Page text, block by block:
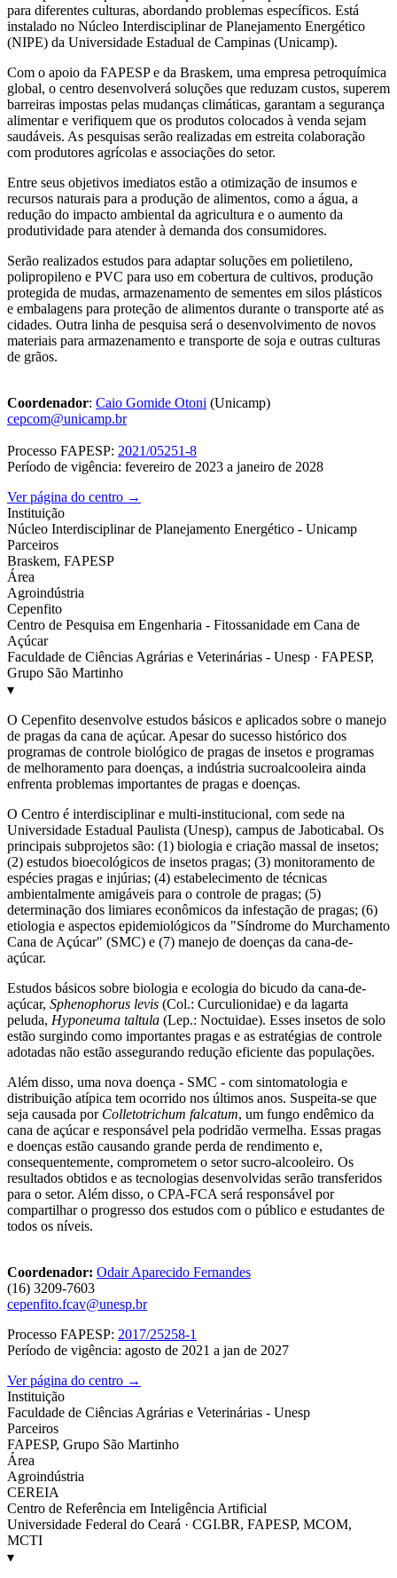
para diferentes culturas, abordando problemas específicos. Está
instalado no Núcleo Interdisciplinar de Planejamento Energético
(NIPE) da Universidade Estadual de Campinas (Unicamp).
Com o apoio da FAPESP e da Braskem, uma empresa petroquímica
global, o centro desenvolverá soluções que reduzam custos, superem
barreiras impostas pelas mudanças climáticas, garantam a segurança
alimentar e verifiquem que os produtos colocados à venda sejam
saudáveis. As pesquisas serão realizadas em estreita colaboração
com produtores agrícolas e associações do setor.
Entre seus objetivos imediatos estão a otimização de insumos e
recursos naturais para a produção de alimentos, como a água, a
redução do impacto ambiental da agricultura e o aumento da
produtividade para atender à demanda dos consumidores.
Serão realizados estudos para adaptar soluções em polietileno,
polipropileno e PVC para uso em cobertura de cultivos, produção
protegida de mudas, armazenamento de sementes em silos plásticos
e embalagens para proteção de alimentos durante o transporte até as
cidades. Outra linha de pesquisa será o desenvolvimento de novos
materiais para armazenamento e transporte de soja e outras culturas
de grãos.
Coordenador: Caio Gomide Otoni (Unicamp)
cepcom@unicamp.br
Processo FAPESP: 2021/05251-8
Período de vigência: fevereiro de 2023 a janeiro de 2028
Ver página do centro →
Instituição
Núcleo Interdisciplinar de Planejamento Energético - Unicamp
Parceiros
Braskem, FAPESP
Área
Agroindústria
Cepenfito
Centro de Pesquisa em Engenharia - Fitossanidade em Cana de
Açúcar
Faculdade de Ciências Agrárias e Veterinárias - Unesp · FAPESP,
Grupo São Martinho
▾
O Cepenfito desenvolve estudos básicos e aplicados sobre o manejo
de pragas da cana de açúcar. Apesar do sucesso histórico dos
programas de controle biológico de pragas de insetos e programas
de melhoramento para doenças, a indústria sucroalcooleira ainda
enfrenta problemas importantes de pragas e doenças.
O Centro é interdisciplinar e multi-institucional, com sede na
Universidade Estadual Paulista (Unesp), campus de Jaboticabal. Os
principais subprojetos são: (1) biologia e criação massal de insetos;
(2) estudos bioecológicos de insetos pragas; (3) monitoramento de
espécies pragas e injúrias; (4) estabelecimento de técnicas
ambientalmente amigáveis para o controle de pragas; (5)
determinação dos limiares econômicos da infestação de pragas; (6)
etiologia e aspectos epidemiológicos da "Síndrome do Murchamento
Cana de Açúcar" (SMC) e (7) manejo de doenças da cana-de-
açúcar.
Estudos básicos sobre biologia e ecologia do bicudo da cana-de-
açúcar, Sphenophorus levis (Col.: Curculionidae) e da lagarta
peluda, Hyponeuma taltula (Lep.: Noctuidae). Esses insetos de solo
estão surgindo como importantes pragas e as estratégias de controle
adotadas não estão assegurando redução eficiente das populações.
Além disso, uma nova doença - SMC - com sintomatologia e
distribuição atípica tem ocorrido nos últimos anos. Suspeita-se que
seja causada porColletotrichum falcatum, um fungo endêmico da
cana de açúcar e responsável pela podridão vermelha. Essas pragas
e doenças estão causando grande perda de rendimento e,
consequentemente, comprometem o setor sucro-alcooleiro. Os
resultados obtidos e as tecnologias desenvolvidas serão transferidos
para o setor. Além disso, o CPA-FCA será responsável por
compartilhar o progresso dos estudos com o público e estudantes de
todos os níveis.
Coordenador: Odair Aparecido Fernandes
(16) 3209-7603
cepenfito.fcav@unesp.br
Processo FAPESP: 2017/25258-1
Período de vigência: agosto de 2021 a jan de 2027
Ver página do centro →
Instituição
Faculdade de Ciências Agrárias e Veterinárias - Unesp
Parceiros
FAPESP, Grupo São Martinho
Área
Agroindústria
CEREIA
Centro de Referência em Inteligência Artificial
Universidade Federal do Ceará · CGI.BR, FAPESP, MCOM,
MCTI
▾